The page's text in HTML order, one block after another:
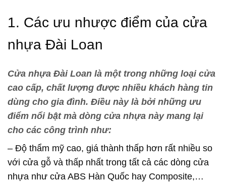
1. Các ưu nhược điểm của cửa
nhựa Đài Loan
Cửa nhựa Đài Loan là một trong những loại cửa
cao cấp, chất lượng được nhiều khách hàng tin
dùng cho gia đình. Điều này là bởi những ưu
điểm nổi bật mà dòng cửa nhựa này mang lại
cho các công trình như:
– Độ thẩm mỹ cao, giá thành thấp hơn rất nhiều so
với cửa gỗ và thấp nhất trong tất cả các dòng cửa
nhựa như cửa ABS Hàn Quốc hay Composite,…